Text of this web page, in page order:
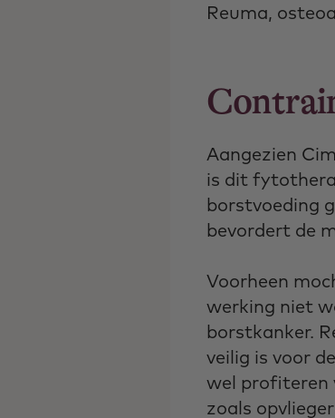
Reuma,
Aangezien
is dit
borstvoeding
bevordert de
Voorheen
werking niet
borstkanker.
veilig is voor
wel profiteren
zoals